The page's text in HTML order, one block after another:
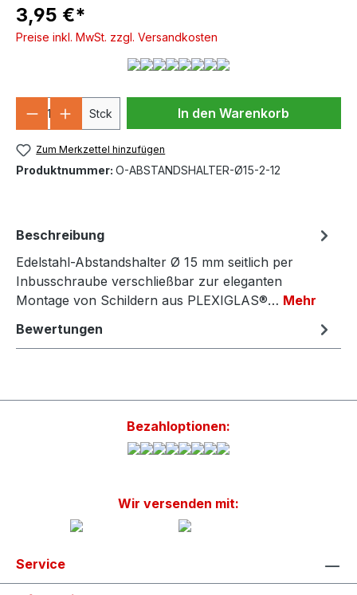
3,95 €*
Preise inkl. MwSt. zzgl. Versandkosten
Produkt Anzahl: Gib den
Stck In den Warenkorb
Zum Merkzettel hinzufügen
Produktnummer: O-ABSTANDSHALTER-Ø15-2-12
Beschreibung
Edelstahl-Abstandshalter Ø 15 mm seitlich per
Inbusschraube verschließbar zur eleganten
Montage von Schildern aus PLEXIGLAS®… Mehr
Bewertungen
Bezahloptionen:
Wir versenden mit:
Service